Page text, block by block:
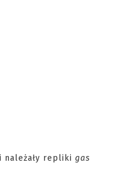
należały repliki gas